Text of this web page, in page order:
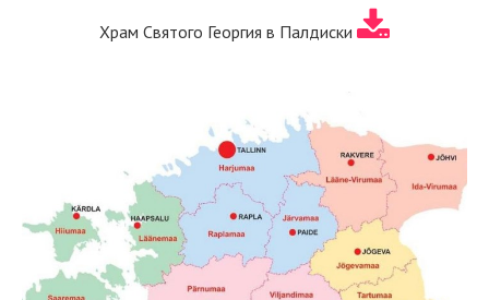
Храм Святого Георгия в Палдиски